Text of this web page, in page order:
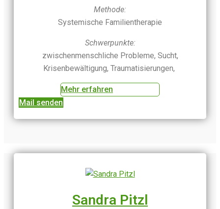
Methode:
Systemische Familientherapie
Schwerpunkte:
zwischenmenschliche Probleme, Sucht,
Krisenbewältigung, Traumatisierungen,
Mehr erfahren
Mail senden
Sandra Pitzl